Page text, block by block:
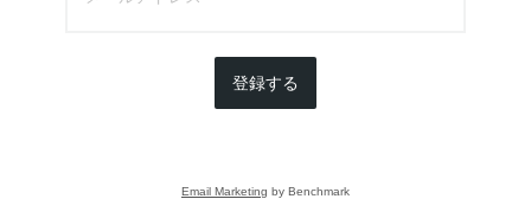
登録する
Email Marketing by Benchmark